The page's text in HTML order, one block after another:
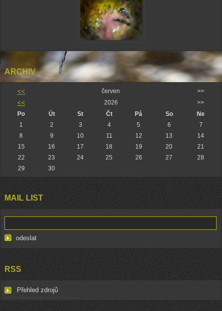
ARCHIV
<< červen >>
<< 2026
>>
Po
Út St Čt Pá So
Ne
1
2 3 4 5 6
7
8
9 10 11 12 13
14
15
16 17 18 19 20
21
22
23 24 25 26 27
28
29
30
MAIL LIST
RSS
Přehled zdrojů